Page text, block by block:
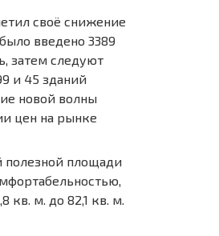
своё снижение
введено 3389
затем следуют
и 45 зданий
новой волны
цен на рынке
полезной площади
м. до 82,1 кв. м.